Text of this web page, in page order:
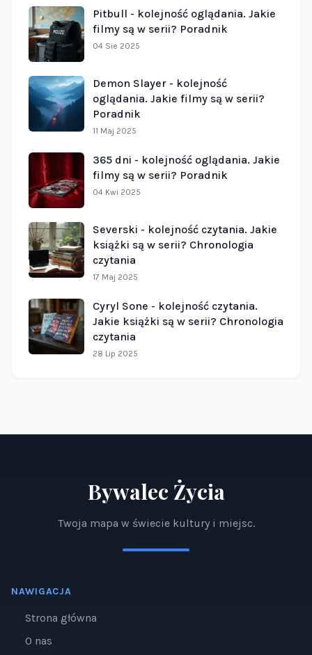
Pitbull - kolejność oglądania. Jakie
filmy są w serii? Poradnik
04 Sie 2025
Demon Slayer - kolejność
oglądania. Jakie filmy są w serii?
Poradnik
11 Maj 2025
365 dni - kolejność oglądania. Jakie
filmy są w serii? Poradnik
04 Kwi 2025
Severski - kolejność czytania. Jakie
książki są w serii? Chronologia
czytania
17 Maj 2025
Cyryl Sone - kolejność czytania.
Jakie książki są w serii? Chronologia
czytania
28 Lip 2025
Bywalec Życia
Twoja mapa w świecie kultury i miejsc.
NAWIGACJA
Strona główna
O nas